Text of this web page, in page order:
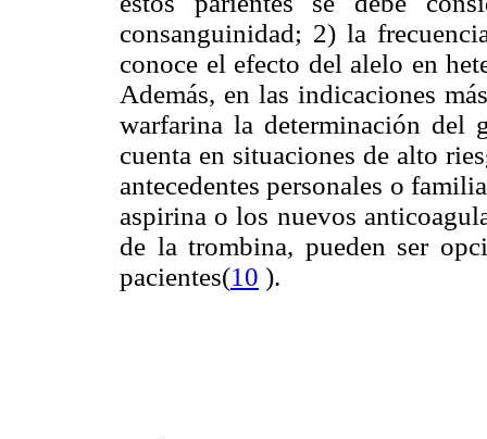
consanguinidad; 2) la
conoce el efecto del alelo en
Además, en las indicaciones
warfarina la determinación del
cuenta en situaciones de alto
antecedentes personales o
aspirina o los nuevos
de la trombina, pueden ser
pacientes(10 ).